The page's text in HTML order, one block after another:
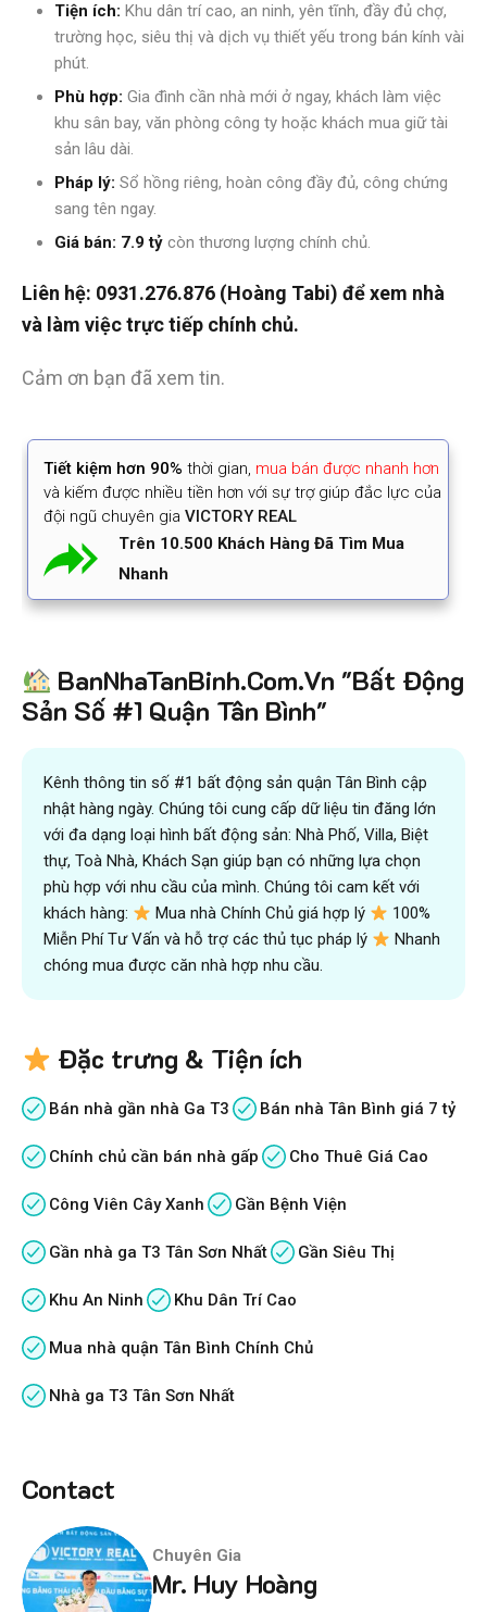
Tiện ích: Khu dân trí cao, an ninh, yên tĩnh, đầy đủ chợ,
trường học, siêu thị và dịch vụ thiết yếu trong bán kính vài
phút.
Phù hợp: Gia đình cần nhà mới ở ngay, khách làm việc
khu sân bay, văn phòng công ty hoặc khách mua giữ tài
sản lâu dài.
Pháp lý: Sổ hồng riêng, hoàn công đầy đủ, công chứng
sang tên ngay.
Giá bán: 7.9 tỷ còn thương lượng chính chủ.
Liên hệ: 0931.276.876 (Hoàng Tabi) để xem nhà
và làm việc trực tiếp chính chủ.
Cảm ơn bạn đã xem tin.
Tiết kiệm hơn 90% thời gian, mua bán được nhanh hơn
và kiếm được nhiều tiền hơn với sự trợ giúp đắc lực của
đội ngũ chuyên gia VICTORY REAL
Trên 10.500 Khách Hàng Đã Tìm Mua
Nhanh
BanNhaTanBinh.Com.Vn "Bất Động
Sản Số #1 Quận Tân Bình"
Kênh thông tin số #1 bất động sản quận Tân Bình cập
nhật hàng ngày. Chúng tôi cung cấp dữ liệu tin đăng lớn
với đa dạng loại hình bất động sản: Nhà Phố, Villa, Biệt
thự, Toà Nhà, Khách Sạn giúp bạn có những lựa chọn
phù hợp với nhu cầu của mình. Chúng tôi cam kết với
khách hàng:
Mua nhà Chính Chủ giá hợp lý
100%
Miễn Phí Tư Vấn và hỗ trợ các thủ tục pháp lý
Nhanh
chóng mua được căn nhà hợp nhu cầu.
Đặc trưng & Tiện ích
Bán nhà gần nhà Ga T3 Bán nhà Tân Bình giá 7 tỷ
Chính chủ cần bán nhà gấp Cho Thuê Giá Cao
Công Viên Cây Xanh Gần Bệnh Viện
Gần nhà ga T3 Tân Sơn Nhất Gần Siêu Thị
Khu An Ninh Khu Dân Trí Cao
Mua nhà quận Tân Bình Chính Chủ
Nhà ga T3 Tân Sơn Nhất
Contact
Chuyên Gia
Mr. Huy Hoàng